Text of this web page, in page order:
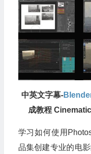
中英文字幕-
成教程 Cinematic
学习如何使用
品集创建专业的电